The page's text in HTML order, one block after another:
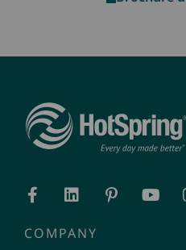
COMPANY